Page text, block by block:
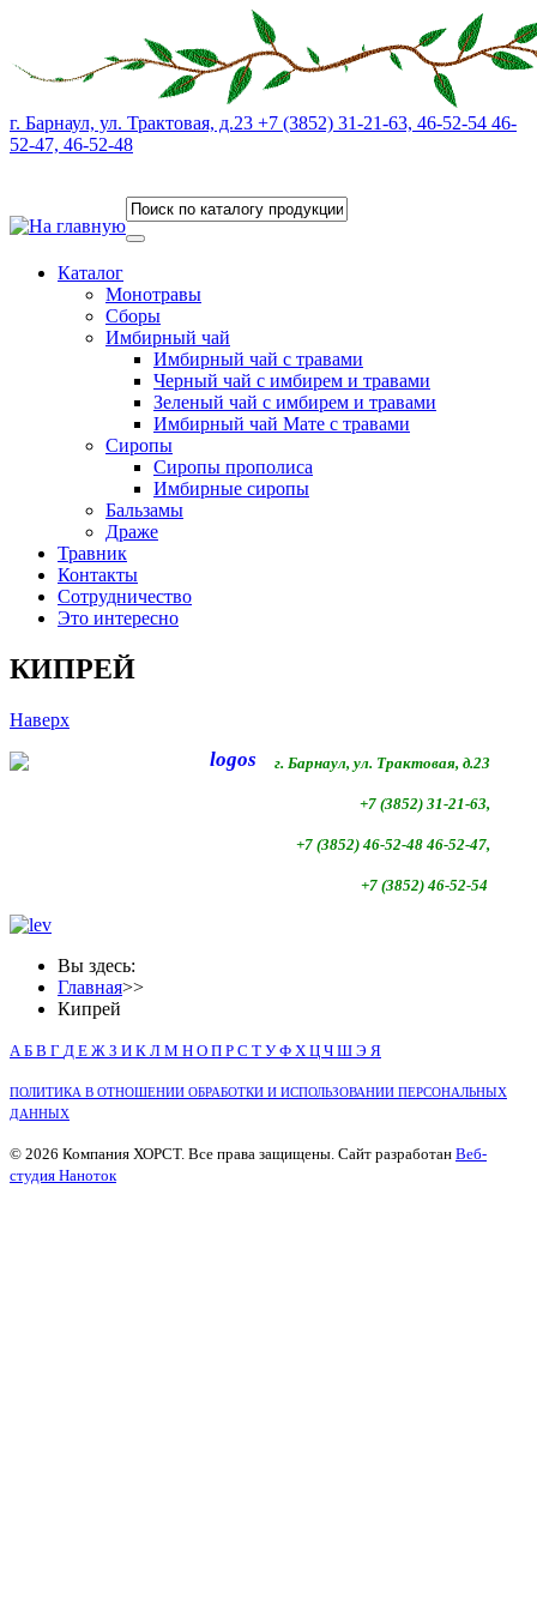
г. Барнаул, ул. Трактовая, д.23 +7 (3852) 31-21-63, 46-52-54 46-
52-47, 46-52-48
Каталог
Монотравы
Сборы
Имбирный чай
Имбирный чай с травами
Черный чай с имбирем и травами
Зеленый чай с имбирем и травами
Имбирный чай Мате с травами
Сиропы
Сиропы прополиса
Имбирные сиропы
Бальзамы
Драже
Травник
Контакты
Сотрудничество
Это интересно
КИПРЕЙ
Наверх
г. Барнаул, ул. Трактовая, д.23
+7 (3852) 31-21-63,
+7 (3852) 46-52-48 46-52-47,
+7 (3852) 46-52-54
Вы здесь:
Главная>>
Кипрей
А Б В Г Д Е Ж З И К Л М Н О П Р С Т У Ф Х Ц Ч Ш Э Я
ПОЛИТИКА В ОТНОШЕНИИ ОБРАБОТКИ И ИСПОЛЬЗОВАНИИ ПЕРСОНАЛЬНЫХ
ДАННЫХ
© 2026 Компания ХОРСТ. Все права защищены. Сайт разработан Веб-
студия Наноток